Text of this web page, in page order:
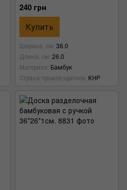
240 грн
Купить
Ширина, см 36.0
Длина, см 26.0
Материал Бамбук
Страна производитель КНР